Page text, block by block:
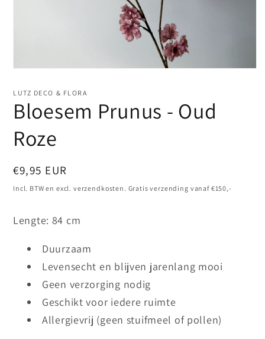
openen
modaal
LUTZ DECO & FLORA
Bloesem Prunus - Oud
Roze
Normale
prijs
€9,95 EUR
Incl. BTW en excl. verzendkosten. Gratis verzending vanaf €150,-
Lengte: 84 cm
Duurzaam
Levensecht en blijven jarenlang mooi
Geen verzorging nodig
Geschikt voor iedere ruimte
Allergievrij (geen stuifmeel of pollen)